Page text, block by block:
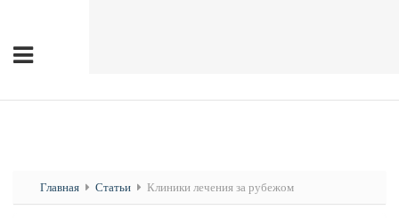
Главная Статьи Клиники лечения за рубежом